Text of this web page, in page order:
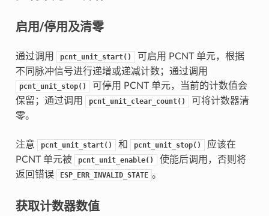
启用/停用及清零
通过调用 pcnt_unit_start()
可启用 PCNT 单元，根据
不同脉冲信号进行递增或递减计数；通过调用
pcnt_unit_stop()
可停用 PCNT 单元，当前的计数值会
保留；通过调用
pcnt_unit_clear_count()
可将计数器清
零。
注意 pcnt_unit_start() 和 pcnt_unit_stop()
应该在
PCNT 单元被
pcnt_unit_enable()
使能后调用，否则将
返回错误
ESP_ERR_INVALID_STATE 。
获取计数器数值